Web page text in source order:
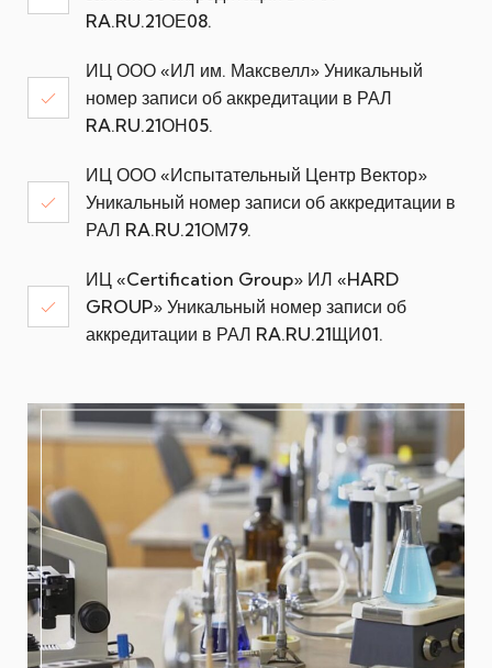
RA.RU.21ОЕ08.
ИЦ ООО «ИЛ им. Максвелл» Уникальный
номер записи об аккредитации в РАЛ
RA.RU.21ОН05.
ИЦ ООО «Испытательный Центр Вектор»
Уникальный номер записи об аккредитации в
РАЛ RA.RU.21ОМ79.
ИЦ «Certification Group» ИЛ «HARD
GROUP» Уникальный номер записи об
аккредитации в РАЛ RA.RU.21ЩИ01.